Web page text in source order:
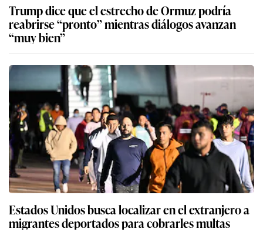
Trump dice que el estrecho de Ormuz podría
reabrirse “pronto” mientras diálogos avanzan
“muy bien”
Estados Unidos busca localizar en el extranjero a
migrantes deportados para cobrarles multas